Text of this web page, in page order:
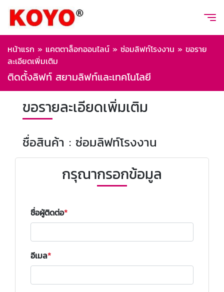
หน้าแรก » แคตตาล็อกออนไลน์ » ซ่อมลิฟท์โรงงาน » ขอราย
ละเอียดเพิ่มเติม
ติดตั้งลิฟท์ สยามลิฟท์และเทคโนโลยี
ขอรายละเอียดเพิ่มเติม
ชื่อสินค้า : ซ่อมลิฟท์โรงงาน
กรุณากรอกข้อมูล
ชื่อผู้ติดต่อ
อีเมล